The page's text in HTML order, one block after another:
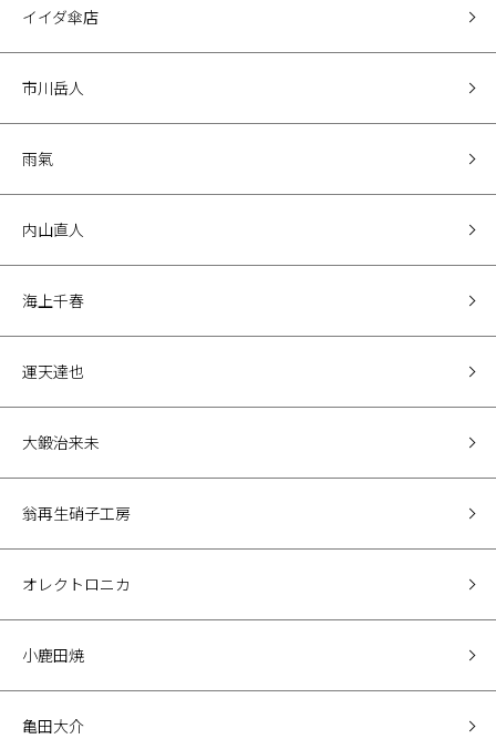
イイダ傘店
市川岳人
雨氣
内山直人
海上千春
運天達也
大鍛治来未
翁再生硝子工房
オレクトロニカ
小鹿田焼
亀田大介